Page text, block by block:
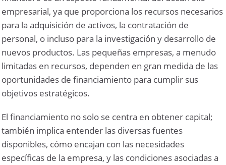
empresarial, ya que proporciona los recursos necesarios
para la adquisición de activos, la contratación de
personal, o incluso para la investigación y desarrollo de
nuevos productos. Las pequeñas empresas, a menudo
limitadas en recursos, dependen en gran medida de las
oportunidades de financiamiento para cumplir sus
objetivos estratégicos.
El financiamiento no solo se centra en obtener capital;
también implica entender las diversas fuentes
disponibles, cómo encajan con las necesidades
específicas de la empresa, y las condiciones asociadas a